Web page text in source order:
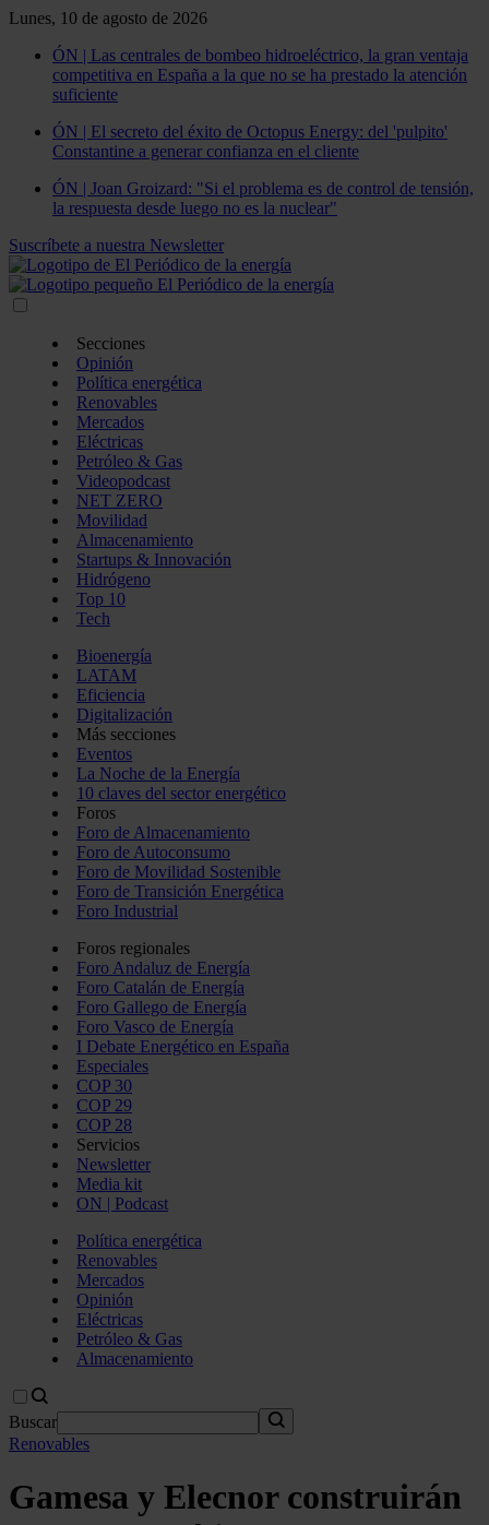
Lunes, 10 de agosto de 2026
ÓN | Las centrales de bombeo hidroeléctrico, la gran ventaja
competitiva en España a la que no se ha prestado la atención
suficiente
ÓN | El secreto del éxito de Octopus Energy: del 'pulpito'
Constantine a generar confianza en el cliente
ÓN | Joan Groizard: "Si el problema es de control de tensión,
la respuesta desde luego no es la nuclear"
Suscríbete a nuestra Newsletter
Secciones
Opinión
Política energética
Renovables
Mercados
Eléctricas
Petróleo & Gas
Videopodcast
NET ZERO
Movilidad
Almacenamiento
Startups & Innovación
Hidrógeno
Top 10
Tech
Bioenergía
LATAM
Eficiencia
Digitalización
Más secciones
Eventos
La Noche de la Energía
10 claves del sector energético
Foros
Foro de Almacenamiento
Foro de Autoconsumo
Foro de Movilidad Sostenible
Foro de Transición Energética
Foro Industrial
Foros regionales
Foro Andaluz de Energía
Foro Catalán de Energía
Foro Gallego de Energía
Foro Vasco de Energía
I Debate Energético en España
Especiales
COP 30
COP 29
COP 28
Servicios
Newsletter
Media kit
ON | Podcast
Política energética
Renovables
Mercados
Opinión
Eléctricas
Petróleo & Gas
Almacenamiento
Buscar
Renovables
Gamesa y Elecnor construirán